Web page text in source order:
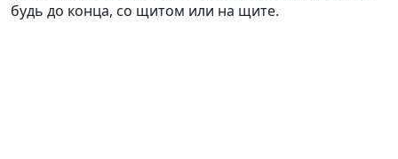
будь до конца, со щитом или на щите.